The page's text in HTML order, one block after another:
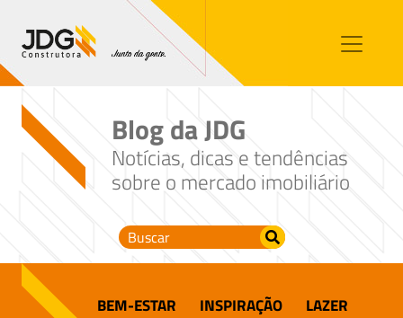
Contato
Sobre nós
Blog
Blog da JDG
Notícias, dicas e tendências
sobre o mercado imobiliário
BEM-ESTAR INSPIRAÇÃO LAZER